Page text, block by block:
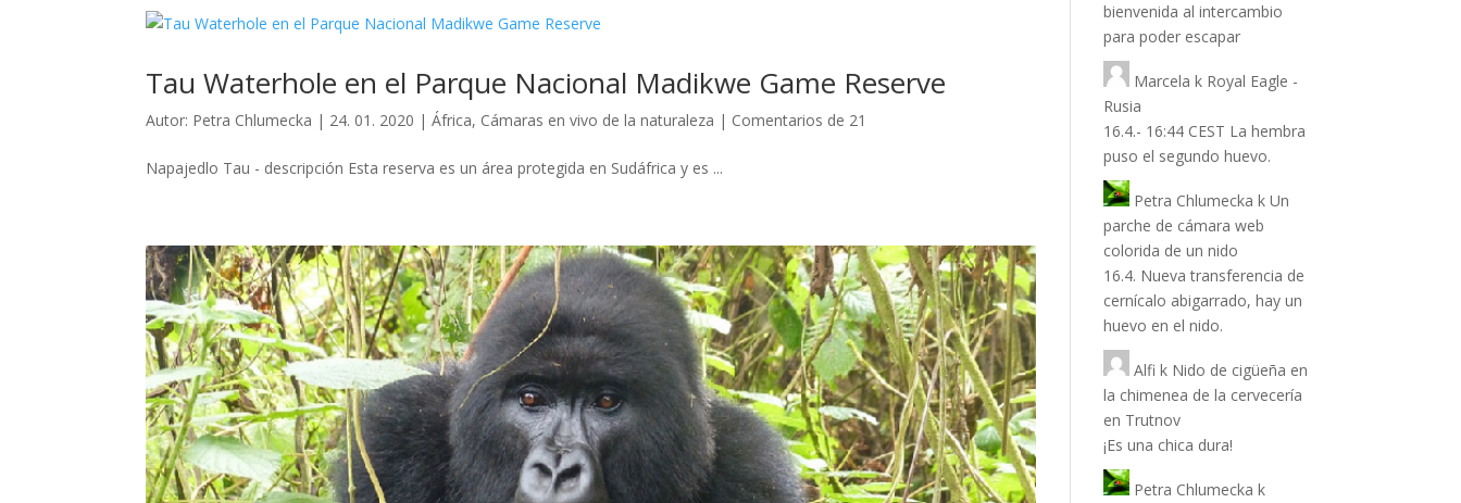
Tau Waterhole en el Parque Nacional Madikwe Game Reserve
Autor: Petra Chlumecka | 24. 01. 2020 |África, Cámaras en vivo de la naturaleza | Comentarios de 21
Napajedlo Tau - descripción Esta reserva es un área protegida en Sudáfrica y es ...
bienvenida al intercambio
para poder escapar
Marcela k Royal Eagle -
Rusia
16.4.- 16:44 CEST La hembra
puso el segundo huevo.
Petra Chlumecka kUn
parche de cámara web
colorida de un nido
16.4. Nueva transferencia de
cernícalo abigarrado, hay un
huevo en el nido.
Alfi k Nido de cigüeña en
la chimenea de la cervecería
en Trutnov
¡Es una chica dura!
Petra Chlumecka k